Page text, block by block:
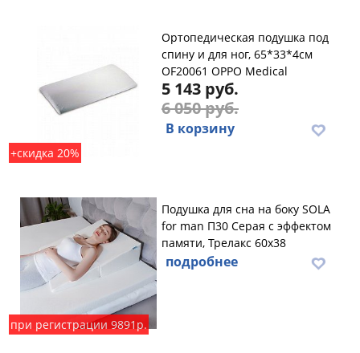
+скидка 20%
Ортопедическая подушка под
спину и для ног, 65*33*4см
OF20061 OPPO Medical
5 143 руб.
6 050 руб.
В корзину
при регистрации 9891р.
Подушка для сна на боку SOLA
for man П30 Серая с эффектом
памяти, Трелакс 60х38
подробнее